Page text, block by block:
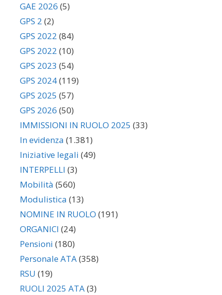
GAE 2026 (5)
GPS 2 (2)
GPS 2022 (84)
GPS 2022 (10)
GPS 2023 (54)
GPS 2024(119)
GPS 2025 (57)
GPS 2026 (50)
IMMISSIONI IN RUOLO 2025 (33)
In evidenza (1.381)
Iniziative legali (49)
INTERPELLI (3)
Mobilità (560)
Modulistica (13)
NOMINE IN RUOLO (191)
ORGANICI (24)
Pensioni (180)
Personale ATA(358)
RSU (19)
RUOLI 2025 ATA(3)